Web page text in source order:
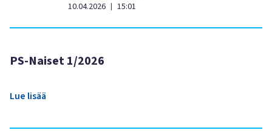
10.04.2026 | 15:01
PS-Naiset 1/2026
Lue lisää